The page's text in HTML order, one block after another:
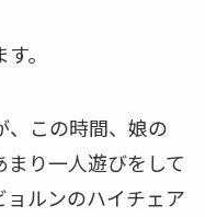
。
、この時間、娘の
り一人遊びをして
ョルンのハイチェア